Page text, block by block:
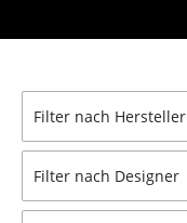
Freischwinger
Barhocker
Hocker
Filter nach Hersteller
Filter nach Designer